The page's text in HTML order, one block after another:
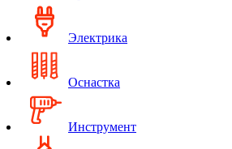
Электрика
Оснастка
Инструмент